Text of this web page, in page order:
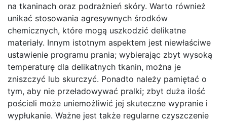
na tkaninach oraz podrażnień skóry. Warto również
unikać stosowania agresywnych środków
chemicznych, które mogą uszkodzić delikatne
materiały. Innym istotnym aspektem jest niewłaściwe
ustawienie programu prania; wybierając zbyt wysoką
temperaturę dla delikatnych tkanin, można je
zniszczyć lub skurczyć. Ponadto należy pamiętać o
tym, aby nie przeładowywać pralki; zbyt duża ilość
pościeli może uniemożliwić jej skuteczne wypranie i
wypłukanie. Ważne jest także regularne czyszczenie